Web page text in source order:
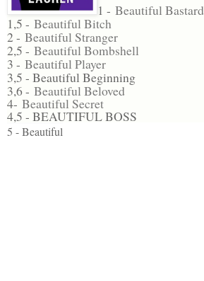
1 - Beautiful Bastard
1,5 - Beautiful Bitch
2 - Beautiful Stranger
2,5 - Beautiful Bombshell
3 - Beautiful Player
3,5 - Beautiful Beginning
3,6 - Beautiful Beloved
4- Beautiful Secret
4,5 - BEAUTIFUL BOSS
5 - Beautiful